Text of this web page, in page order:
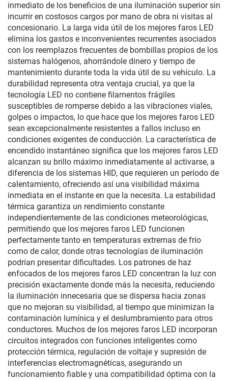
inmediato de los beneficios de una iluminación superior sin
incurrir en costosos cargos por mano de obra ni visitas al
concesionario. La larga vida útil de los mejores faros LED
elimina los gastos e inconvenientes recurrentes asociados
con los reemplazos frecuentes de bombillas propios de los
sistemas halógenos, ahorrándole dinero y tiempo de
mantenimiento durante toda la vida útil de su vehículo. La
durabilidad representa otra ventaja crucial, ya que la
tecnología LED no contiene filamentos frágiles
susceptibles de romperse debido a las vibraciones viales,
golpes o impactos, lo que hace que los mejores faros LED
sean excepcionalmente resistentes a fallos incluso en
condiciones exigentes de conducción. La característica de
encendido instantáneo significa que los mejores faros LED
alcanzan su brillo máximo inmediatamente al activarse, a
diferencia de los sistemas HID, que requieren un período de
calentamiento, ofreciendo así una visibilidad máxima
inmediata en el instante en que la necesita. La estabilidad
térmica garantiza un rendimiento constante
independientemente de las condiciones meteorológicas,
permitiendo que los mejores faros LED funcionen
perfectamente tanto en temperaturas extremas de frío
como de calor, donde otras tecnologías de iluminación
podrían presentar dificultades. Los patrones de haz
enfocados de los mejores faros LED concentran la luz con
precisión exactamente donde más la necesita, reduciendo
la iluminación innecesaria que se dispersa hacia zonas
que no mejoran su visibilidad, al tiempo que minimizan la
contaminación lumínica y el deslumbramiento para otros
conductores. Muchos de los mejores faros LED incorporan
circuitos integrados con funciones inteligentes como
protección térmica, regulación de voltaje y supresión de
interferencias electromagnéticas, asegurando un
funcionamiento fiable y una compatibilidad óptima con la